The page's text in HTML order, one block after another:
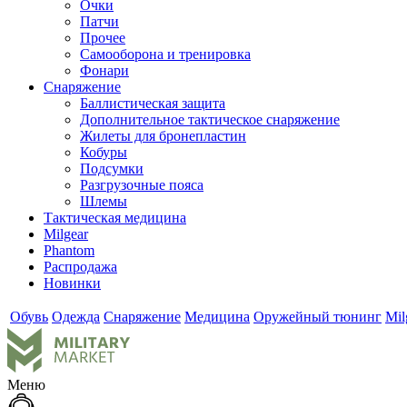
Очки
Патчи
Прочее
Самооборона и тренировка
Фонари
Снаряжение
Баллистическая защита
Дополнительное тактическое снаряжение
Жилеты для бронепластин
Кобуры
Подсумки
Разгрузочные пояса
Шлемы
Тактическая медицина
Milgear
Phantom
Распродажа
Новинки
Обувь Одежда Снаряжение Медицина Оружейный тюнинг
Меню